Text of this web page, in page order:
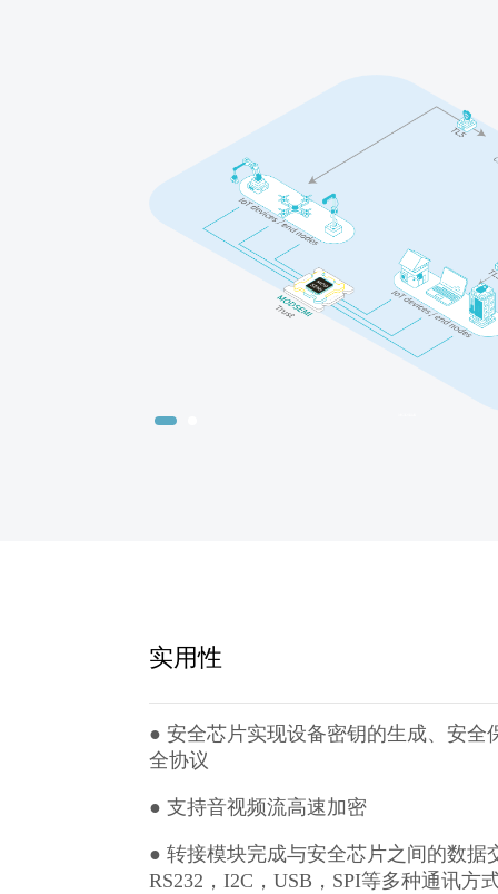
实用性
● 安全芯片实现设备密钥的生成、安全
全协议
● 支持音视频流高速加密
● 转接模块完成与安全芯片之间的数据
RS232，I2C，USB，SPI等多种通讯方